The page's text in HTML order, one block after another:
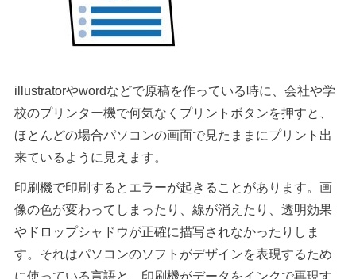
illustratorやwordなどで原稿を作っている時に、会社や学
校のプリンター機で何気なくプリントボタンを押すと、
ほとんどの場合パソコンの画面で見たままにプリント出
来ているように見えます。
印刷機で印刷するとエラーが起きることがあります。画
像の色が変わってしまったり、線が消えたり、透明効果
やドロップシャドウが正確に描写されなかったりしま
す。それはパソコンのソフトがデザインを表現するため
に使っている言語と、印刷機がデータをインクで再現す